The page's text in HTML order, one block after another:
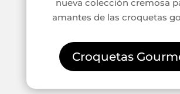
nueva colección cremosa
amantes de las croquetas
Croquetas